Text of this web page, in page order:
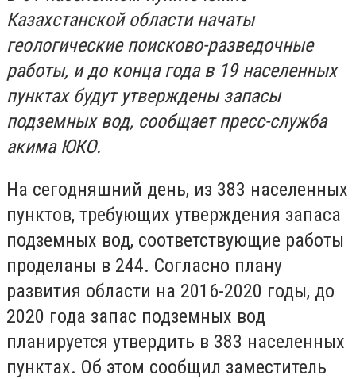
Казахстанской области начаты
геологические поисково-разведочные
работы, и до конца года в 19 населенных
пунктах будут утверждены запасы
подземных вод, сообщает пресс-служба
акима ЮКО.
На сегодняшний день, из 383 населенных
пунктов, требующих утверждения запаса
подземных вод, соответствующие работы
проделаны в 244. Согласно плану
развития области на 2016-2020 годы, до
2020 года запас подземных вод
планируется утвердить в 383 населенных
пунктах. Об этом сообщил заместитель